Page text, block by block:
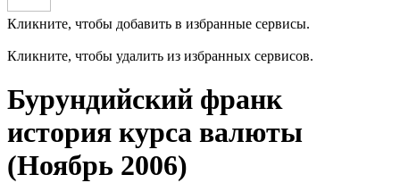
Кликните, чтобы добавить в избранные сервисы.
Кликните, чтобы удалить из избранных сервисов.
Бурундийский франк
история курса валюты
(Ноябрь 2006)